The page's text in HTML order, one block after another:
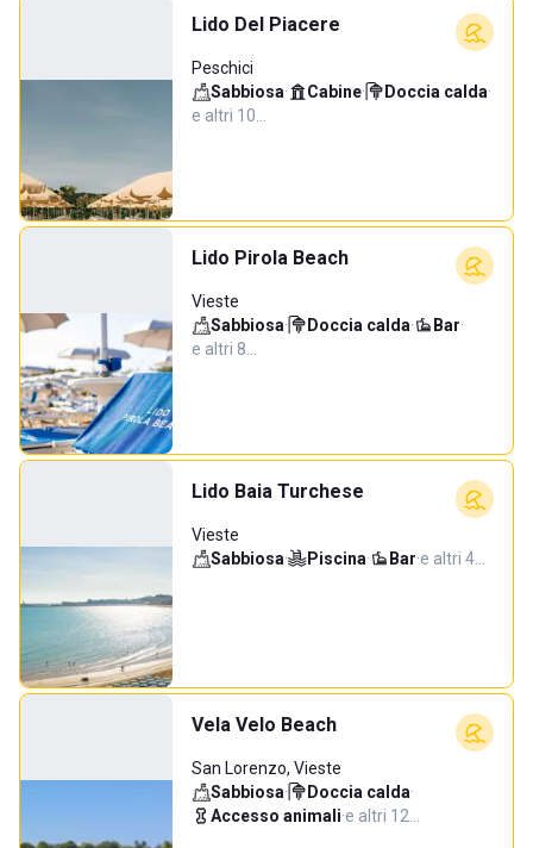
Lido Del Piacere
Peschici
Sabbiosa· Cabine· Doccia calda·
e altri 10…
Lido Pirola Beach
Vieste
Sabbiosa· Doccia calda· Bar·
e altri 8…
Lido Baia Turchese
Vieste
Sabbiosa· Piscina· Bar·e altri 4…
Vela Velo Beach
San Lorenzo, Vieste
Sabbiosa· Doccia calda·
Accesso animali·e altri 12…